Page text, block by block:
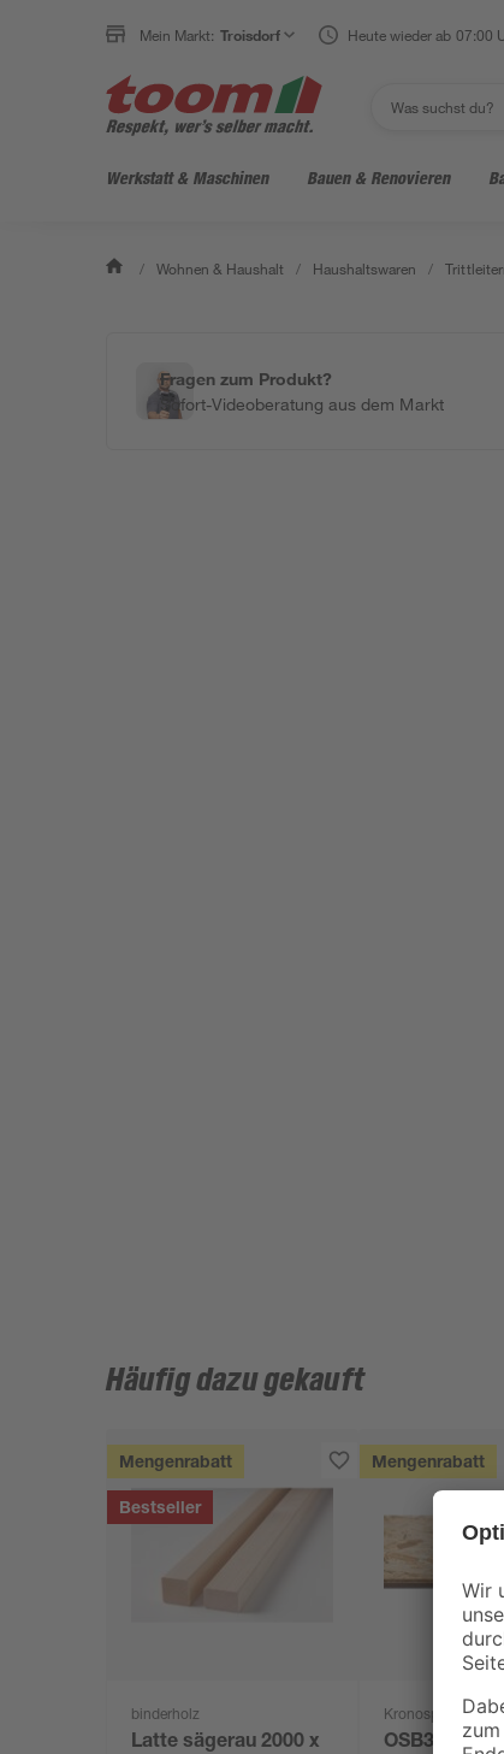
Mein Markt: Troisdorf Heute wieder ab 07:00
Werkstatt & Maschinen Bauen & Renovieren
/ Wohnen & Haushalt / Haushaltswaren /
Fragen zum Produkt?
Sofort-Videoberatung aus dem Markt
Häufig dazu gekauft
Mengenrabatt
Bestseller
binderholz
Latte sägerau 2000 x
Mengenrabatt
Kronospan
OSB3-